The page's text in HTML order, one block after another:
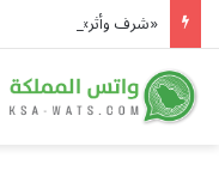
«شرف وأثر» يجسد تحول